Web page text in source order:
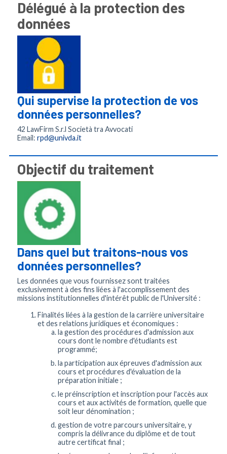
Délégué à la protection des
données
Qui supervise la protection de vos
données personnelles?
42 LawFirm S.r.l Società tra Avvocati
Email: rpd@univda.it
Objectif du traitement
Dans quel but traitons-nous vos
données personnelles?
Les données que vous fournissez sont traitées
exclusivement à des fins liées à l'accomplissement des
missions institutionnelles d'intérêt public de l'Université :
Finalités liées à la gestion de la carrière universitaire
et des relations juridiques et économiques :
la gestion des procédures d'admission aux
cours dont le nombre d'étudiants est
programmé;
la participation aux épreuves d'admission aux
cours et procédures d'évaluation de la
préparation initiale ;
le préinscription et inscription pour l'accès aux
cours et aux activités de formation, quelle que
soit leur dénomination ;
gestion de votre parcours universitaire, y
compris la délivrance du diplôme et de tout
autre certificat final ;